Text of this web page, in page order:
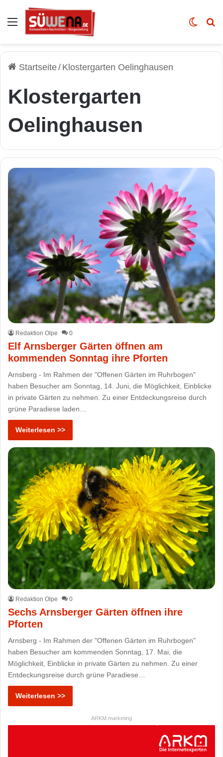
Auswahl Skin
Startseite/ Klostergarten Oelinghausen
Klostergarten
Oelinghausen
Redaktion Olpe 0
Elf Arnsberger Gärten öffnen am
kommenden Sonntag ihre Pforten
Arnsberg - Im Rahmen der "Offenen Gärten im Ruhrbogen"
haben Besucher am Sonntag, 14. Juni, die Möglichkeit, Einblicke
in private Gärten zu nehmen. Zu einer Entdeckungsreise durch
grüne Paradiese laden…
Weiterlesen >>
Redaktion Olpe 0
Sechs Arnsberger Gärten öffnen ihre
Pforten
Arnsberg - Im Rahmen der "Offenen Gärten im Ruhrbogen"
haben Besucher am kommenden Sonntag, 17. Mai, die
Möglichkeit, Einblicke in private Gärten zu nehmen. Zu einer
Entdeckungsreise durch grüne Paradiese…
Weiterlesen >>
ARKM.marketing